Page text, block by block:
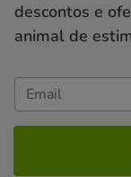
descontos e
animal de